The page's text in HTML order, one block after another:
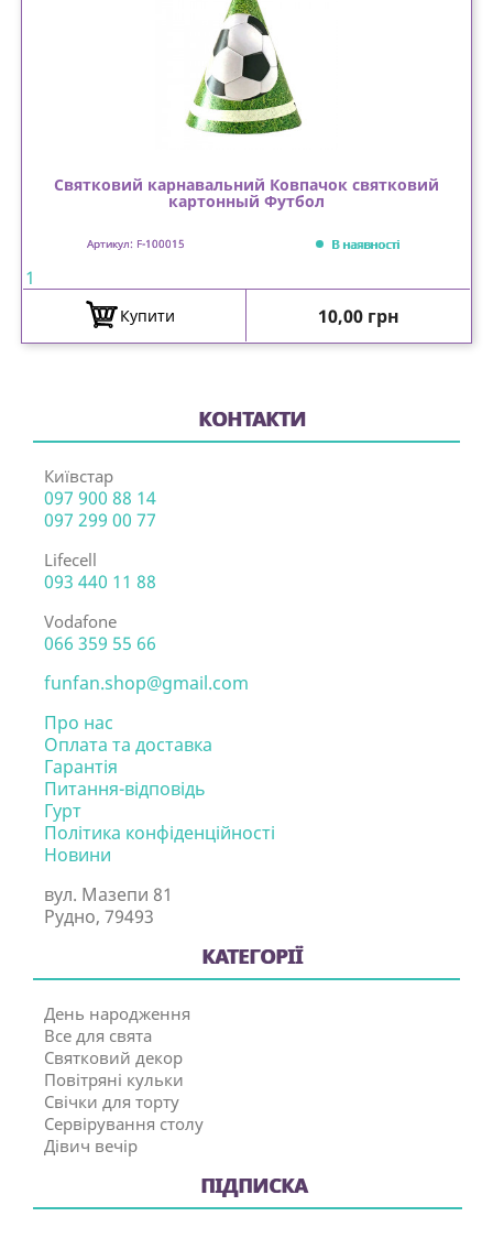
Святковий карнавальний Ковпачок святковий
картонный Футбол
Артикул: F-100015 В наявності
1
Купити Ціна
10,00 грн
КОНТАКТИ
Київстар
097 900 88 14
097 299 00 77
Lifecell
093 440 11 88
Vodafone
066 359 55 66
funfan.shop@gmail.com
Про нас
Оплата та доставка
Гарантія
Питання-відповідь
Гурт
Політика конфіденційності
Новини
вул. Мазепи 81
Рудно, 79493
КАТЕГОРІЇ
День народження
Все для свята
Святковий декор
Повітряні кульки
Свічки для торту
Сервірування столу
Дівич вечір
ПІДПИСКА